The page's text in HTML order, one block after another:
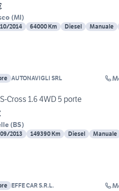
(MI)
10/2014 64000 Km Diesel Manuale
AUTONAVIGLI SRL
Cross 1.6 4WD 5 porte
(BS)
09/2013 149390 Km Diesel Manuale
EFFE CAR S.R.L.